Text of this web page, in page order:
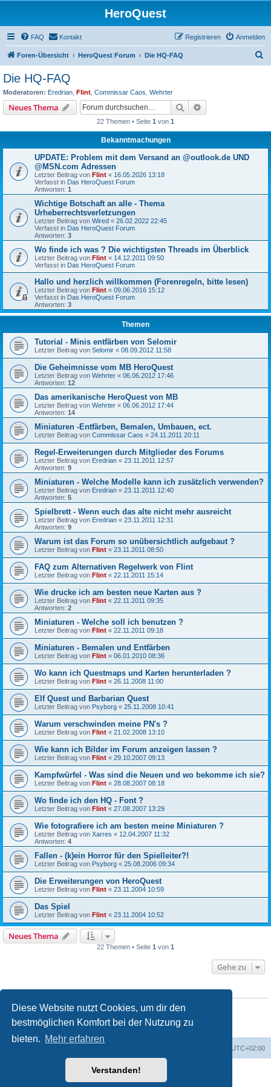
Diese Website nutzt Cookies, um dir den
bestmöglichen Komfort bei der Nutzung zu
bieten. Mehr erfahren
Verstanden!
HeroQuest
FAQ Kontakt Anmelden
Registrieren
Foren-Übersicht HeroQuest Forum Die HQ-FAQ
Die HQ-FAQ
Moderatoren: Eredrian Flint Commissar Caos Wehrter
Neues Thema Suche
22 Themen • Seite 1 von 1
Bekanntmachungen
UPDATE: Problem mit dem Versand an @outlook.de UND
@MSN.com Adressen
Letzter Beitrag von Flint « 16.05.2026 13:18
Verfasst in Das HeroQuest Forum
Antworten: 1
Wichtige Botschaft an alle - Thema
Urheberrechtsverletzungen
Letzter Beitrag von Wired « 26.02.2022 22:45
Verfasst in Das HeroQuest Forum
Antworten: 3
Wo finde ich was ? Die wichtigsten Threads im Überblick
Letzter Beitrag von Flint « 14.12.2011 09:50
Verfasst in Das HeroQuest Forum
Hallo und herzlich willkommen (Forenregeln, bitte lesen)
Letzter Beitrag von Flint « 09.06.2016 15:12
Verfasst in Das HeroQuest Forum
Antworten: 3
Themen
Tutorial - Minis entfärben von Selomir
Letzter Beitrag von Selomir « 08.09.2012 11:58
Die Geheimnisse vom MB HeroQuest
Letzter Beitrag von Wehrter « 06.06.2012 17:46
Antworten: 12
Das amerikanische HeroQuest von MB
Letzter Beitrag von Wehrter « 06.06.2012 17:44
Antworten: 14
Miniaturen -Entfärben, Bemalen, Umbauen, ect.
Letzter Beitrag von Commissar Caos « 24.11.2011 20:11
Regel-Erweiterungen durch Mitglieder des Forums
Letzter Beitrag von Eredrian « 23.11.2011 12:57
Antworten: 9
Miniaturen - Welche Modelle kann ich zusätzlich verwenden?
Letzter Beitrag von Eredrian « 23.11.2011 12:40
Antworten: 5
Spielbrett - Wenn euch das alte nicht mehr ausreicht
Letzter Beitrag von Eredrian « 23.11.2011 12:31
Antworten: 9
Warum ist das Forum so unübersichtlich aufgebaut ?
Letzter Beitrag von Flint « 23.11.2011 08:50
FAQ zum Alternativen Regelwerk von Flint
Letzter Beitrag von Flint « 22.11.2011 15:14
Wie drucke ich am besten neue Karten aus ?
Letzter Beitrag von Flint « 22.11.2011 09:35
Antworten: 2
Miniaturen - Welche soll ich benutzen ?
Letzter Beitrag von Flint « 22.11.2011 09:18
Miniaturen - Bemalen und Entfärben
Letzter Beitrag von Flint « 06.01.2010 08:36
Wo kann ich Questmaps und Karten herunterladen ?
Letzter Beitrag von Flint « 26.11.2008 11:00
Elf Quest und Barbarian Quest
Letzter Beitrag von Psyborg « 25.11.2008 10:41
Warum verschwinden meine PN's ?
Letzter Beitrag von Flint « 21.02.2008 13:10
Wie kann ich Bilder im Forum anzeigen lassen ?
Letzter Beitrag von Flint « 29.10.2007 09:13
Kampfwürfel - Was sind die Neuen und wo bekomme ich sie?
Letzter Beitrag von Flint « 28.08.2007 08:18
Wo finde ich den HQ - Font ?
Letzter Beitrag von Flint « 27.08.2007 13:29
Wie fotografiere ich am besten meine Miniaturen ?
Letzter Beitrag von Xarres « 12.04.2007 11:32
Antworten: 4
Fallen - (k)ein Horror für den Spielleiter?!
Letzter Beitrag von Psyborg « 25.08.2006 09:34
Die Erweiterungen von HeroQuest
Letzter Beitrag von Flint « 23.11.2004 10:59
Das Spiel
Letzter Beitrag von Flint « 23.11.2004 10:52
Neues Thema
22 Themen • Seite 1 von 1
Gehe zu
Du darfst keineneuen Themen in diesem Forum erstellen.
Du darfstkeine Antworten zu Themen in diesem Forum erstellen.
Du darfst deine Beiträge in diesem Forum nicht ändern.
Du darfst deine Beiträge in diesem Forum
UTC+02:00
Powered byphpBB® Forum Software © phpBB Limited
phpBB.de